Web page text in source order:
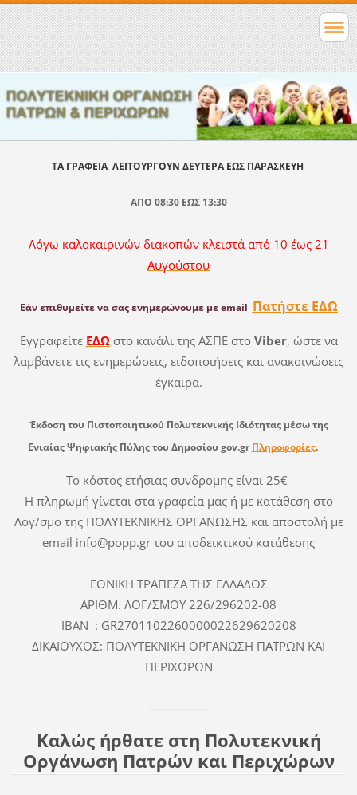
ΤΑ ΓΡΑΦΕΙΑ ΛΕΙΤΟΥΡΓΟΥΝ ΔΕΥΤΕΡΑ ΕΩΣ ΠΑΡΑΣΚΕΥΗ
ΑΠΟ 08:30 ΕΩΣ 13:30
Λόγω καλοκαιρινών διακοπών κλειστά από 10 έως 21
Αυγούστου
Εάν επιθυμείτε να σας ενημερώνουμεμε email Πατήστε ΕΔΩ
Εγγραφείτε ΕΔΩστο κανάλι της ΑΣΠΕ στο Viber, ώστε να
λαμβάνετε τις ενημερώσεις, ειδοποιήσεις και ανακοινώσεις
έγκαιρα.
Έκδοση του Πιστοποιητικού Πολυτεκνικής Ιδιότητας μέσωτης
Ενιαίας Ψηφιακής Πύλης του Δημοσίου gov.gr Πληροφορίες.
Το κόστος ετήσιας συνδρομης είναι 25€
Η πληρωμή γίνεται στα γραφεία μας ή με κατάθεση στο
Λογ/σμο της ΠΟΛΥΤΕΚΝΙΚΗΣ ΟΡΓΑΝΩΣΗΣ και αποστολή με
email info@popp.gr του αποδεικτικού κατάθεσης
ΕΘΝΙΚΗ ΤΡΑΠΕΖΑ ΤΗΣ ΕΛΛΑΔΟΣ
ΑΡΙΘΜ. ΛΟΓ/ΣΜΟΥ 226/296202-08
IBAN : GR2701102260000022629620208
ΔΙΚΑΙΟΥΧΟΣ: ΠΟΛΥΤΕΚΝΙΚΗ ΟΡΓΑΝΩΣΗ ΠΑΤΡΩΝ ΚΑΙ
ΠΕΡΙΧΩΡΩΝ
---------------
Καλώς ήρθατε στη Πολυτεκνική
Οργάνωση Πατρών και Περιχώρων